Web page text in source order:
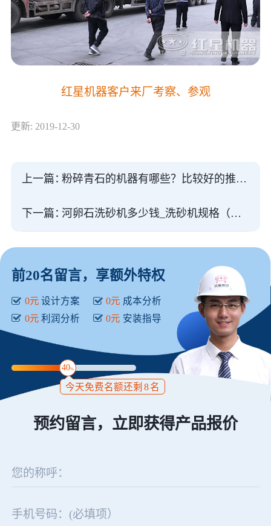
红星机器客户来厂考察、参观
更新: 2019-12-30
上一篇： 粉碎青石的机器有哪些？比较好的推荐一下
下一篇： 河卵石洗砂机多少钱_洗砂机规格（含案例视频）
前20名留言，享额外特权
0元 设计方案 0元 成本分析
0元 利润分析 0元 安装指导
40%
今天免费名额还剩 8名
预约留言，立即获得产品报价